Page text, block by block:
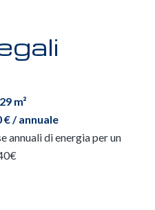
m²
€ / annuale
annuali di energia per un